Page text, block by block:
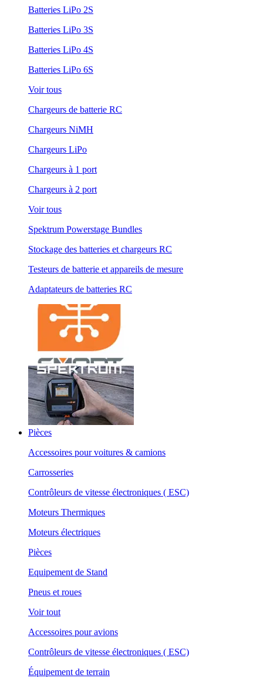
Batteries LiPo 2S
Batteries LiPo 3S
Batteries LiPo 4S
Batteries LiPo 6S
Voir tous
Chargeurs de batterie RC
Chargeurs NiMH
Chargeurs LiPo
Chargeurs à 1 port
Chargeurs à 2 port
Voir tous
Spektrum Powerstage Bundles
Stockage des batteries et chargeurs RC
Testeurs de batterie et appareils de mesure
Adaptateurs de batteries RC
Pièces
Accessoires pour voitures & camions
Carrosseries
Contrôleurs de vitesse électroniques ( ESC)
Moteurs Thermiques
Moteurs électriques
Pièces
Equipement de Stand
Pneus et roues
Voir tout
Accessoires pour avions
Contrôleurs de vitesse électroniques ( ESC)
Équipement de terrain